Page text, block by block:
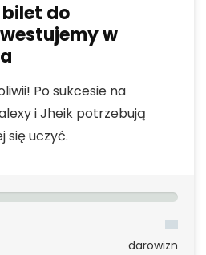
do
w
Po sukcesie na
i Jheik potrzebują
się uczyć.
darowizn